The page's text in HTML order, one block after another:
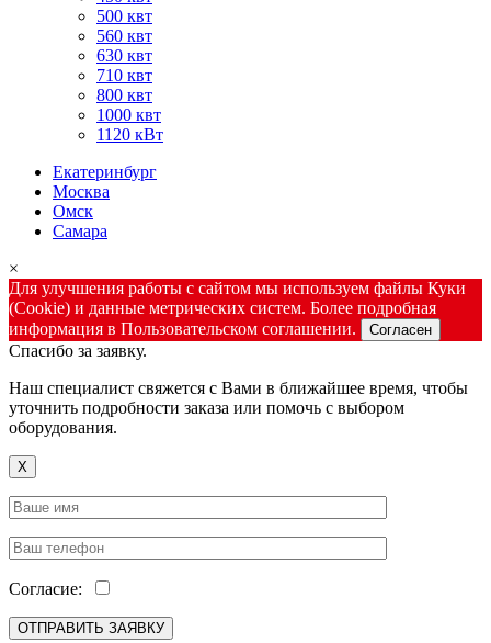
500 квт
560 квт
630 квт
710 квт
800 квт
1000 квт
1120 кВт
Екатеринбург
Москва
Омск
Самара
×
Для улучшения работы с сайтом мы используем файлы Куки
(Cookie) и данные метрических систем. Более подробная
информация в Пользовательском соглашении.
Согласен
Спасибо за заявку.
Наш специалист свяжется с Вами в ближайшее время, чтобы
уточнить подробности заказа или помочь с выбором
оборудования.
X
Согласие: